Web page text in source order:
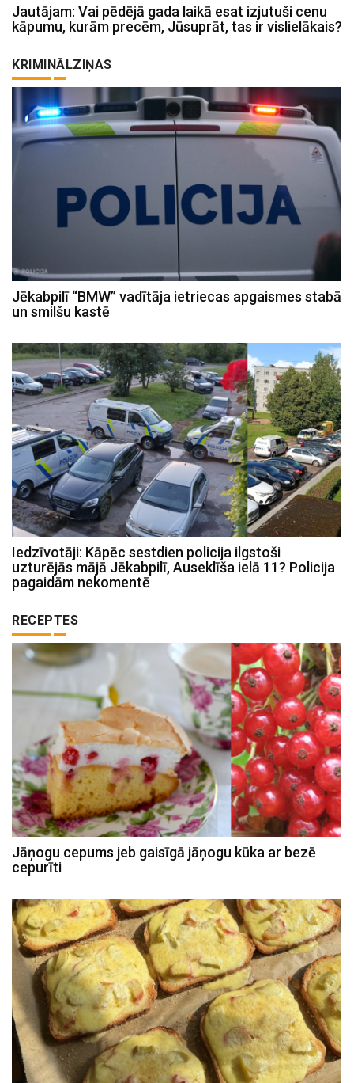
Jautājam: Vai pēdējā gada laikā esat izjutuši cenu
kāpumu, kurām precēm, Jūsuprāt, tas ir vislielākais?
KRIMINĀLZIŅAS
Jēkabpilī “BMW” vadītāja ietriecas apgaismes stabā
un smilšu kastē
Iedzīvotāji: Kāpēc sestdien policija ilgstoši
uzturējās mājā Jēkabpilī, Auseklīša ielā 11? Policija
pagaidām nekomentē
RECEPTES
Jāņogu cepums jeb gaisīgā jāņogu kūka ar bezē
cepurīti